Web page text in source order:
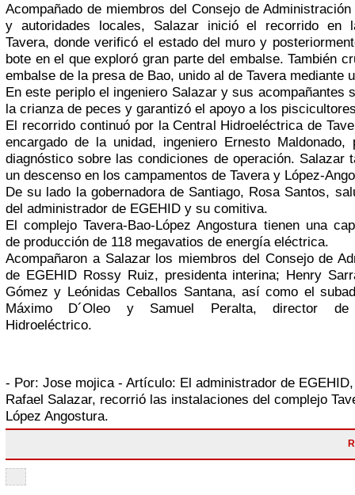
Acompañado de miembros del Consejo de
y autoridades locales, Salazar inició el recorrido en
Tavera, donde verificó el estado del muro y
bote en el que exploró gran parte del embalse. También
embalse de la presa de Bao, unido al de Tavera mediante
En este periplo el ingeniero Salazar y sus acompañantes
la crianza de peces y garantizó el apoyo a los
El recorrido continuó por la Central Hidroeléctrica de
encargado de la unidad, ingeniero Ernesto Maldonado,
diagnóstico sobre las condiciones de operación. Salazar
un descenso en los campamentos de Tavera y López-
De su lado la gobernadora de Santiago, Rosa Santos,
del administrador de EGEHID y su comitiva.
El complejo Tavera-Bao-López Angostura tienen una
de producción de 118 megavatios de energía eléctrica.
Acompañaron a Salazar los miembros del Consejo de
de EGEHID Rossy Ruiz, presidenta interina; Henry
Gómez y Leónidas Ceballos Santana, así como el
Máximo D´Oleo y Samuel Peralta, director de
Hidroeléctrico.
- Por: Jose mojica- Artículo: El administrador de
Rafael Salazar, recorrió las instalaciones del complejo
López Angostura.